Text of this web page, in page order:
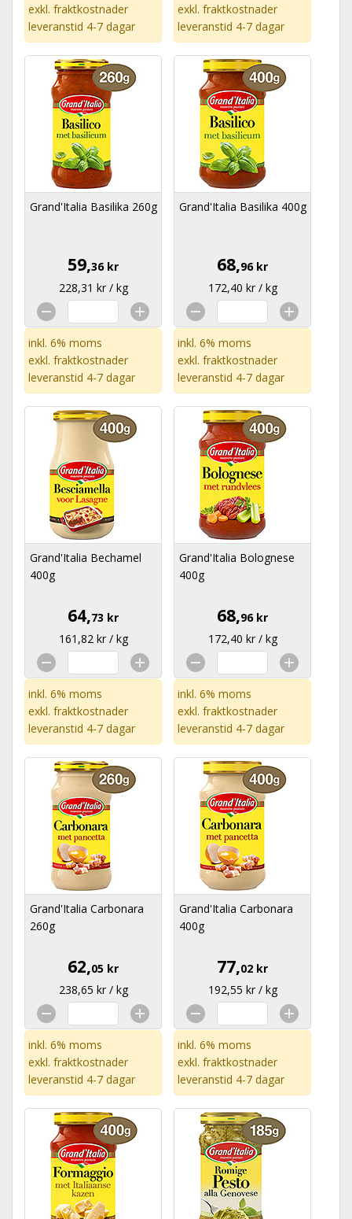
exkl. fraktkostnader
leveranstid 4-7 dagar
exkl. fraktkostnader
leveranstid 4-7 dagar
Grand'Italia Basilika 260g
59,36 kr
228,31 kr / kg
inkl. 6% moms
exkl. fraktkostnader
leveranstid 4-7 dagar
Grand'Italia Basilika 400g
68,96 kr
172,40 kr / kg
inkl. 6% moms
exkl. fraktkostnader
leveranstid 4-7 dagar
Grand'Italia Bechamel
400g
64,73 kr
161,82 kr / kg
inkl. 6% moms
exkl. fraktkostnader
leveranstid 4-7 dagar
Grand'Italia Bolognese
400g
68,96 kr
172,40 kr / kg
inkl. 6% moms
exkl. fraktkostnader
leveranstid 4-7 dagar
Grand'Italia Carbonara
260g
62,05 kr
238,65 kr / kg
inkl. 6% moms
exkl. fraktkostnader
leveranstid 4-7 dagar
Grand'Italia Carbonara
400g
77,02 kr
192,55 kr / kg
inkl. 6% moms
exkl. fraktkostnader
leveranstid 4-7 dagar